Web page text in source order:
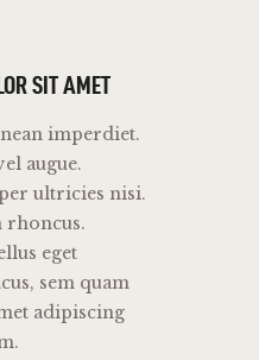
SIT AMET
imperdiet.
augue.
ultricies nisi.
rhoncus.
eget
sem quam
adipiscing